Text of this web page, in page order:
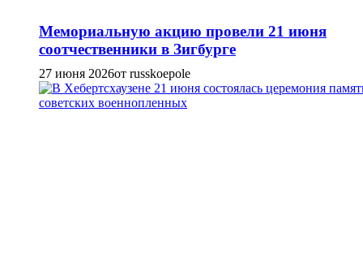
Мемориальную акцию провели 21 июня
соотчественники в Зигбурге
27 июня 2026от russkoepole